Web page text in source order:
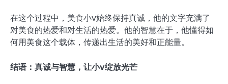
在这个过程中，美食小v始终保持真诚，他的文字充满了
对美食的热爱和对生活的热爱。他的智慧在于，他懂得如
何用美食这个载体，传递出生活的美好和正能量。
结语：真诚与智慧，让小v绽放光芒